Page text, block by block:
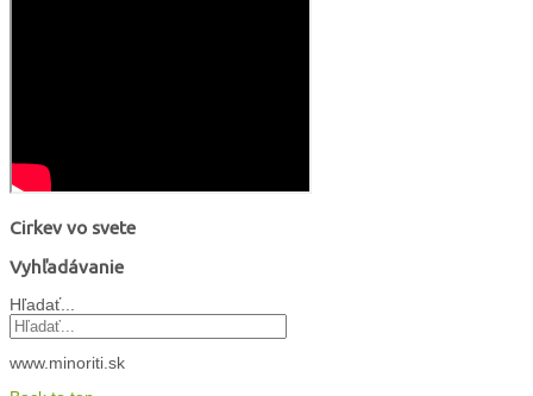
Cirkev vo svete
Vyhľadávanie
Hľadať...
www.minoriti.sk